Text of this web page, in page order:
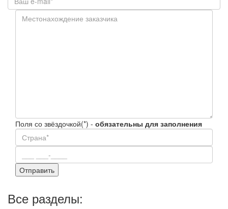
Поля со звёздочкой(*) - обязательны для заполнения
Все разделы: